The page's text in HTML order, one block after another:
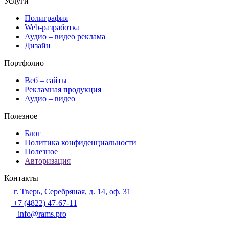
Полиграфия
Web-разработка
Аудио – видео реклама
Дизайн
Портфолио
Веб – сайты
Рекламная продукция
Аудио – видео
Полезное
Блог
Политика конфиденциальности
Полезное
Авторизация
Контакты
г. Тверь, Серебряная, д. 14, оф. 31
+7 (4822) 47-67-11
info@rams.pro